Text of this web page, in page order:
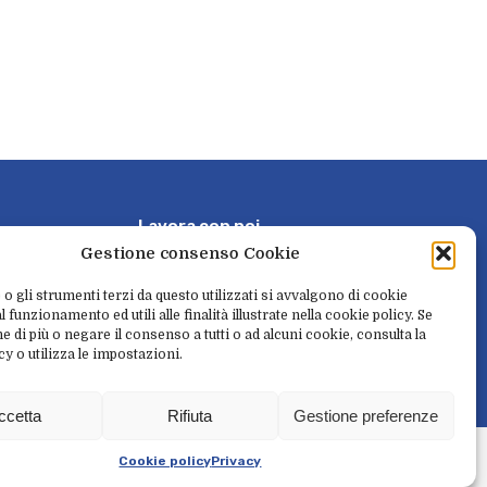
Gestione consenso Cookie
o gli strumenti terzi da questo utilizzati si avvalgono di cookie
funzionamento ed utili alle finalità illustrate nella cookie policy. Se
di più o negare il consenso a tutti o ad alcuni cookie, consulta la
o utilizza le impostazioni.
Rifiuta Gestione preferenze
Cookie policyPrivacy
Lavoraconnoi
Pr enotaeritira
New